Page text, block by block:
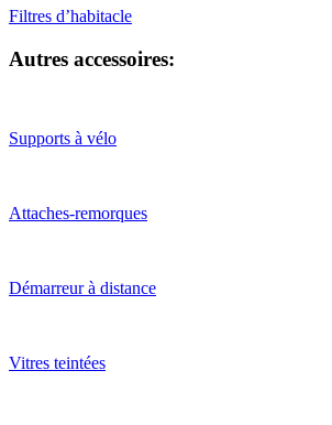
Filtres d’habitacle
Autres accessoires:
Supports à vélo
Attaches-remorques
Démarreur à distance
Vitres teintées